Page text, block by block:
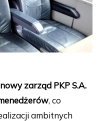
nowy zarząd PKP S.A.
, co
ambitnych